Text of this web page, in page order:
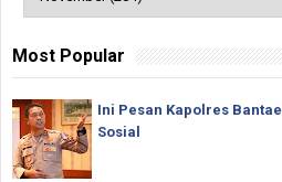
Most Popular
Ini Pesan Kapolres
Sosial